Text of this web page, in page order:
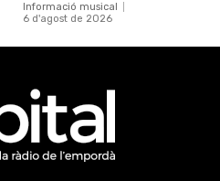
Informació musical
6 d'agost de 2026